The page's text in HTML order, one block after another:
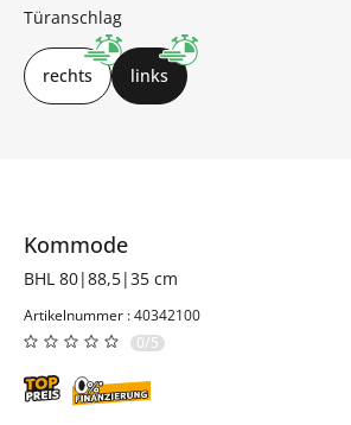
Kommode
BHL 80|88,5|35 cm
Artikelnummer : 40342100
0/5
Türanschlag
rechts links